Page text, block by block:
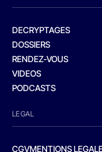
DECRYPTAGES
DOSSIERS
RENDEZ-VOUS
VIDEOS
PODCASTS
LEGAL
CGVMENTIONS